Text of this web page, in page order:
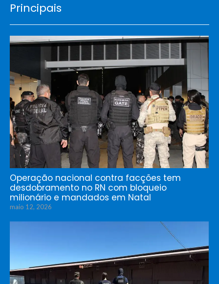
Principais
Operação nacional contra facções tem
desdobramento no RN com bloqueio
milionário e mandados em Natal
maio 12, 2026